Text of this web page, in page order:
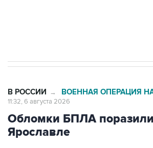
В РОССИИ → ВОЕННАЯ ОПЕРАЦИЯ
11:32, 6 августа 2026
Обломки БПЛА
Ярославле